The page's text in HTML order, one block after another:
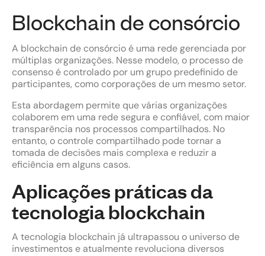
Blockchain de consórcio
A blockchain de consórcio é uma rede gerenciada por
múltiplas organizações. Nesse modelo, o processo de
consenso é controlado por um grupo predefinido de
participantes, como corporações de um mesmo setor.
Esta abordagem permite que várias organizações
colaborem em uma rede segura e confiável, com maior
transparência nos processos compartilhados. No
entanto, o controle compartilhado pode tornar a
tomada de decisões mais complexa e reduzir a
eficiência em alguns casos.
Aplicações práticas da
tecnologia blockchain
A tecnologia blockchain já ultrapassou o universo de
investimentos e atualmente revoluciona diversos